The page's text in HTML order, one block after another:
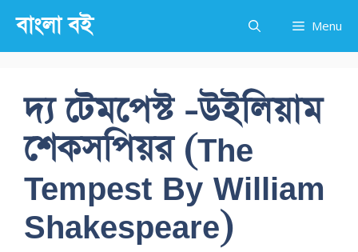
content
বাংলা বই Menu
দ্য টেমপেস্ট -উইলিয়াম
শেকসপিয়র (The
Tempest By William
Shakespeare)